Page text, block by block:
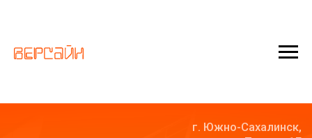
ул. Попова 1Г
versign@inbox.ru
220237@inbox.ru